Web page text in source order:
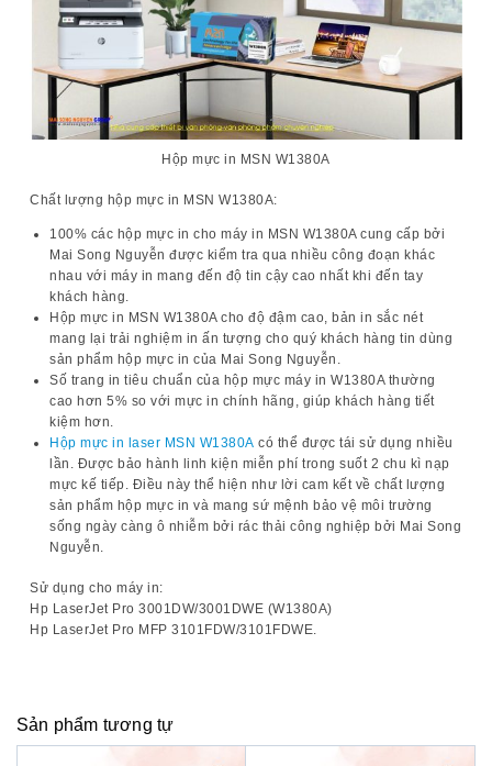
Hộp mực in MSN W1380A
Chất lượng hộp mực in MSN W1380A:
100% các hộp mực in cho máy in MSN W1380A cung cấp bởi
Mai Song Nguyễn được kiểm tra qua nhiều công đoạn khác
nhau với máy in mang đến độ tin cậy cao nhất khi đến tay
khách hàng.
Hộp mực in MSN W1380A cho độ đậm cao, bản in sắc nét
mang lại trải nghiệm in ấn tượng cho quý khách hàng tin dùng
sản phẩm hộp mực in của Mai Song Nguyễn.
Số trang in tiêu chuẩn của hộp mực máy in W1380A thường
cao hơn 5% so với mực in chính hãng, giúp khách hàng tiết
kiệm hơn.
Hộp mực in laser MSN W1380A có thể được tái sử dụng nhiều
lần. Được bảo hành linh kiện miễn phí trong suốt 2 chu kì nạp
mực kế tiếp. Điều này thể hiện như lời cam kết về chất lượng
sản phẩm hộp mực in và mang sứ mệnh bảo vệ môi trường
sống ngày càng ô nhiễm bởi rác thải công nghiệp bởi Mai Song
Nguyễn.
Sử dụng cho máy in:
Hp LaserJet Pro 3001DW/3001DWE (W1380A)
Hp LaserJet Pro MFP 3101FDW/3101FDWE.
Sản phẩm tương tự